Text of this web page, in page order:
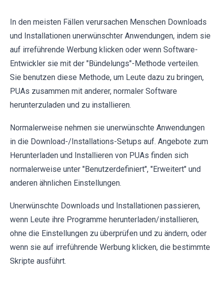
In den meisten Fällen verursachen Menschen Downloads
und Installationen unerwünschter Anwendungen, indem sie
auf irreführende Werbung klicken oder wenn Software-
Entwickler sie mit der "Bündelungs"-Methode verteilen.
Sie benutzen diese Methode, um Leute dazu zu bringen,
PUAs zusammen mit anderer, normaler Software
herunterzuladen und zu installieren.
Normalerweise nehmen sie unerwünschte Anwendungen
in die Download-/Installations-Setups auf. Angebote zum
Herunterladen und Installieren von PUAs finden sich
normalerweise unter "Benutzerdefiniert", "Erweitert" und
anderen ähnlichen Einstellungen.
Unerwünschte Downloads und Installationen passieren,
wenn Leute ihre Programme herunterladen/installieren,
ohne die Einstellungen zu überprüfen und zu ändern, oder
wenn sie auf irreführende Werbung klicken, die bestimmte
Skripte ausführt.